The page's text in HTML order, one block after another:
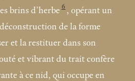
brins d’herbe 6 , opérant un
de la forme
et la restituer dans son
et vibrant du trait confère
à ce nid, qui occupe en